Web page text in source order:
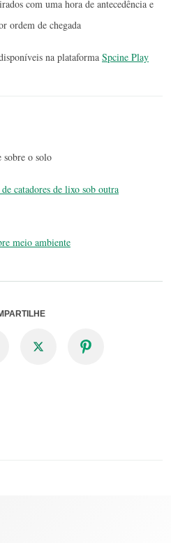
com uma hora de antecedência e
ordem de chegada
na plataforma Spcine Play
o solo
catadores de lixo sob outra
meio ambiente